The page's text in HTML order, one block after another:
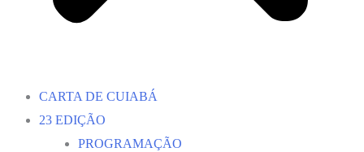
CARTA DE CUIABÁ
23 EDIÇÃO
PROGRAMAÇÃO